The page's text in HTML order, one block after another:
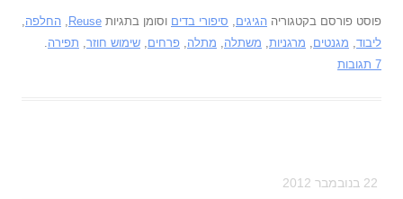
פוסט פורסם בקטגוריה הגיגים, סיפורי בדים וסומן בתגיות Reuse
, החלפה,
ליבוד, מגנטים, מרגניות, משתלה, מתלה, פרחים, שימוש חוזר, תפירה.
7 תגובות
22 בנובמבר 2012